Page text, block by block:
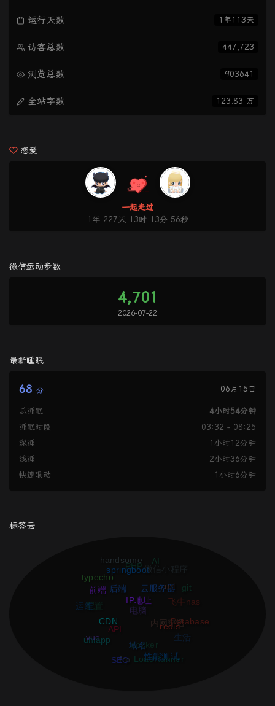
1年113天
运行天数
447,723
访客总数
903641
浏览总数
123.83 万
全站字数
恋爱
一起走过
1年 227天 13时 13分 56秒
微信运动步数
4,701
2026-07-22
最新睡眠
68 分 06月15日
总睡眠
4小时54分钟
睡眠时段
03:32 - 08:25
深睡
1小时12分钟
浅睡
2小时36分钟
快速眼动
1小时6分钟
标签云
typecho
handsome
PHP
后端
配置
运维
前端
springboot
AI
微信小程序
云服务器
电脑
API
uniapp
vue
CDN
IP地址
url
git
飞牛nas
内网穿透
docker
frp
SEO
域名
redisDatabase
生活
LoadRunner
性能测试